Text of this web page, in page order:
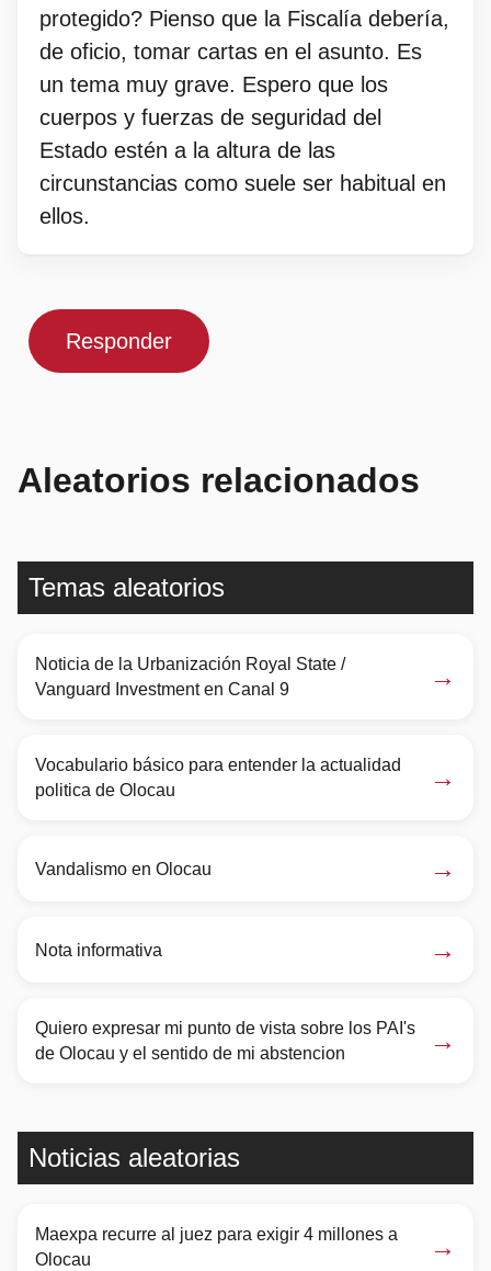
protegido? Pienso que la Fiscalía debería,
de oficio, tomar cartas en el asunto. Es
un tema muy grave. Espero que los
cuerpos y fuerzas de seguridad del
Estado estén a la altura de las
circunstancias como suele ser habitual en
ellos.
Responder
Aleatorios relacionados
Temas aleatorios
Noticia de la Urbanización Royal State /
Vanguard Investment en Canal 9
→
Vocabulario básico para entender la actualidad
politica de Olocau
→
Vandalismo en Olocau →
Nota informativa →
Quiero expresar mi punto de vista sobre los PAI's
de Olocau y el sentido de mi abstencion
→
Noticias aleatorias
Maexpa recurre al juez para exigir 4 millones a
Olocau
→